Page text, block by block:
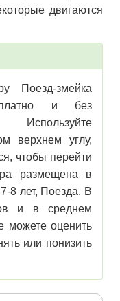
двигаются
Поезд-змейка
и без
Используйте
верхнем углу,
чтобы перейти
размещена в
8 лет, Поезда. В
и в среднем
можете оценить
или понизить